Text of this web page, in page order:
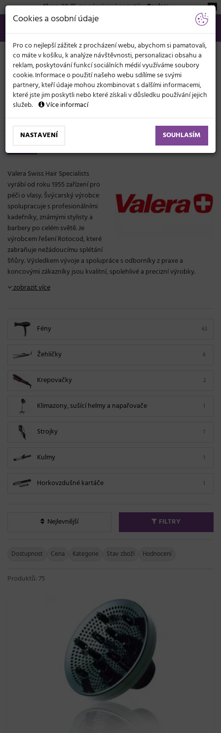
Sleva 20 %na pánskou kosmetikuBeviro!
566 440 099
info@svetkadernictvi.cz
Po−pá: 8−17
Vše o nákupu Kč
KATEGORIE
MENU
Značky Valera
Valera
Valera Swiss Hair Specialists
vyrábí od roku 1955 zařízení pro
péči o vlasy. Švýcarský výrobce
spolupracuje s profesionálními
kadeřníky, známými stylisty a
barbery po celém světě. Je
výrobcem řešení Rotocod, které
zabraňuje nežádoucímu splétání
šňůry. Výsledkem vývoje a spolupráce s odborníky z praxe a
koncovými zákazníky jsou kvalitní, spolehlivé a precizní výrobky.
zobrazit více
63
Fény
6
Žehličky
2
Krepovačky
1
Klimazony, sušící helmy a napařovače
1
Strojky
1
Kulmy
1
Horkovzdušné kartáče
Nejlevnější FILTRY
Dostupnost Cena Kategorie Stav zboží Hodnocení
Produktů: 75
Cookies a osobní údaje
Pro co nejlepší zážitek z procházení webu, abychom si pamatovali,
co máte v košíku, k analýze návštěvnosti, personalizaci obsahu a
reklam, poskytování funkcí sociálních médií využíváme soubory
cookie. Informace o použití našeho webu sdílíme se svými
partnery, kteří údaje mohou zkombinovat s dalšími informacemi,
které jste jim poskytli nebo které získali v důsledku používání jejich
služeb.
Více informací
NASTAVENÍ SOUHLASÍM